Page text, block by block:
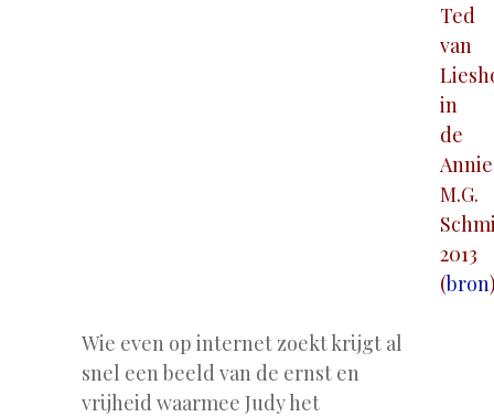
Ted
van
in
de
Annie
M.G.
2013
(bron
Wie even op internet zoekt krijgt al
snel een beeld van de ernst en
vrijheid waarmee Judy het